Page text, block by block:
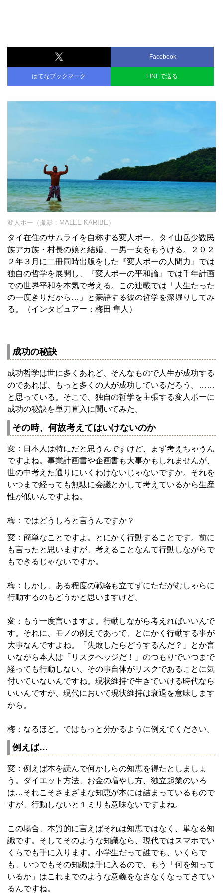
Facebook
はてなブックマーク LINEで送る
変人ポー（撮影：MALEE KARIBE）
タイ在住のサムライを自称する変人ポー。タイ山岳少数民
族アカ族・村長の娘と結婚、一男一女をもうける。２０２
２年３月に二冊同時出版をした『変人ポーの人間力』では
独自の哲学を展開し、『変人ポーの平和論』では千年計画
での世界平和を本気で考える。この連載では「人生たった
の一度きりだから…」と豪語する彼の哲学を深堀りしてみ
る。（インタビュアー：梅田 隼人）
成功の秘訣
成功哲学は世に多くあれど、そんなもので人生が成功する
のであれば、もっと多くの人が成功しているだろう。……
と思っている。そこで、独自の哲学を主張する変人ポーに
成功の秘訣を単刀直入に聞いてみた。
その時、何故考えてはいけないのか
変：日本人は特にだと思うんですけど、まず考えちゃうん
ですよね。事業計画書や企画書も大事かもしれませんが、
世の中考えた通りにいくわけないじゃないですか。それを
いつまで経っても無駄に会議とかして考えているから生産
性が低いんですよね。
梅：ではどうしろと言うんですか？
変：簡単なことですよ。とにかく行動することです。前に
も言ったと思いますが、考えることなんて行動しながらで
もできるじゃないですか。
梅：しかし、ある程度の戦略も立てずにただがむしゃらに
行動するのもどうかと思いますけど。
変：もう一度言いますよ。行動しながら考えればいいんで
す。それに、モノの例えであって、とにかく行動する事が
大事なんですよね。「失敗したらどうするんだ？」とか言
いながら本人は「リスクヘッジだ！」のつもりでいつまで
経っても行動しない、その事自体がリスクであることに気
付いていないんですね。現状維持で生きていける時代なら
いいんですが、現代において現状維持は衰退を意味します
から。
梅：なるほど。ではもっと分かるように例えてください。
例えば…
変：例えば本を読んで何かしらの知恵を得たとしましょ
う。ダイエット方法、お金の増やし方、独立起業のいろ
は…それこそさまざまな知恵が本には詰まっているもので
すが、行動しないと１ミリも意味ないですよね。
この場合、本質的に言えばそれは知恵ではなく、単なる知
識です。そしてそのような知識なら、現代ではスマホでい
くらでも手に入ります。小学生だって誰でも、いくらで
も、いつでもその知識は手に入るので、もう「何を知って
いるか」はこれまでのような意義をなさなくなってきてい
るんですね。